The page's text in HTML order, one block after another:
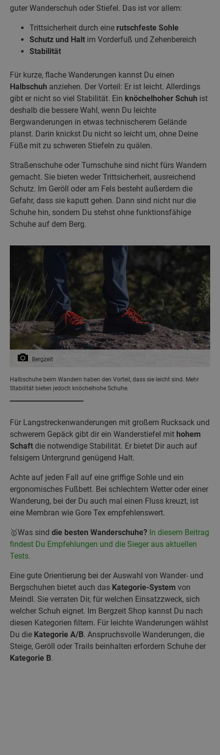
guter Wanderschuh oder Stiefel. Das ist vor allem:
Trittsicherheit durch eine rutschfeste Sohle
Schutz und Halt im Vorderfuß und Zehenbereich
Stabilität
Für kurze, flache Wanderungen kannst Du einen
Halbschuh anziehen. Der Vorteil: Er ist leicht. Allerdings
gibt er nicht so viel Stabilität. Ein knöchelhoher Schuh ist
deshalb die bessere Wahl, wenn Du leichte
Bergwanderungen in etwas technischerem Gelände
planst. Darin knickst Du nicht so leicht um, ohne Deine
Füße mit zu schweren Stiefeln zu quälen.
Straßenschuhe oder Turnschuhe sind nicht fürs Wandern
gemacht. Sie bieten weder Trittsicherheit, ausreichend
Schutz. Im Geröll oder am Fels besteht außerdem die
Gefahr, dass sie kaputt gehen. Dann sind nicht nur die
Schuhe hin, sondern Du stehst ohne funktionsfähige
Schuhe auf dem Berg.
Bergzeit
Halbschuhe beim Wandern haben den Vorteil, dass sie leicht sind. Mehr
Stabilität bieten jedoch knöchelhohe Schuhe.
Für Langstreckenwanderungen mit großem Rucksack und
schwerem Gepäck gibt dir ein Wanderstiefel mit hohem
Schaft die notwendige Stabilität. Er bietet Dir auch auf
felsigem Untergrund genügend Halt.
Achte auf jeden Fall auf eine griffige Sohle und ein
ergonomisches Fußbett. Bei schlechtem Wetter oder einer
Wanderung, bei der Du auch mal einen Fluss kreuzt, ist
eine Membran wie Gore Tex empfehlenswert.
🥇Was sind die besten Wanderschuhe? In diesem Beitrag
findest Du Empfehlungen und die Sieger aus aktuellen
Tests.
Eine gute Orientierung bei der Auswahl von Wander- und
Bergschuhen bietet auch das Kategorie-System von
Meindl. Sie verraten Dir, für welchen Einsatzzweck, sich
welcher Schuh eignet. Im Bergzeit Shop kannst Du nach
diesen Kategorien filtern. Für leichte Wanderungen wählst
Du die Kategorie A/B. Anspruchsvolle Wanderungen, die
Steige, Geröll oder Trails beinhalten erfordern Schuhe der
Kategorie B.